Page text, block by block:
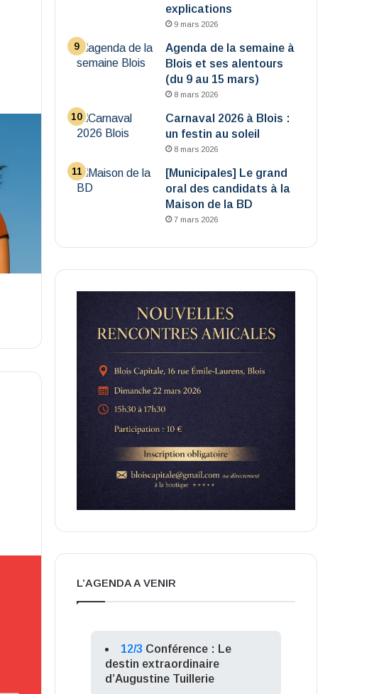
explications
9 mars 2026
Agenda de la semaine à
Blois et ses alentours
(du 9 au 15 mars)
8 mars 2026
Carnaval 2026 à Blois :
un festin au soleil
8 mars 2026
[Municipales] Le grand
oral des candidats à la
Maison de la BD
7 mars 2026
L’AGENDA A VENIR
12/3 Conférence : Le
destin extraordinaire
d’Augustine Tuillerie